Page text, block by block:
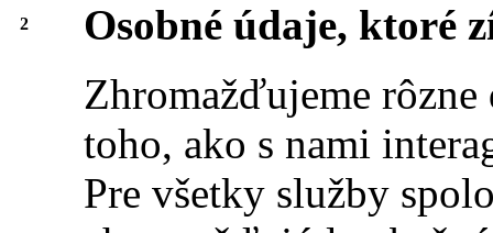
2
Osobné údaje, ktoré
Zhromažďujeme
toho, ako s nami
Pre všetky služby